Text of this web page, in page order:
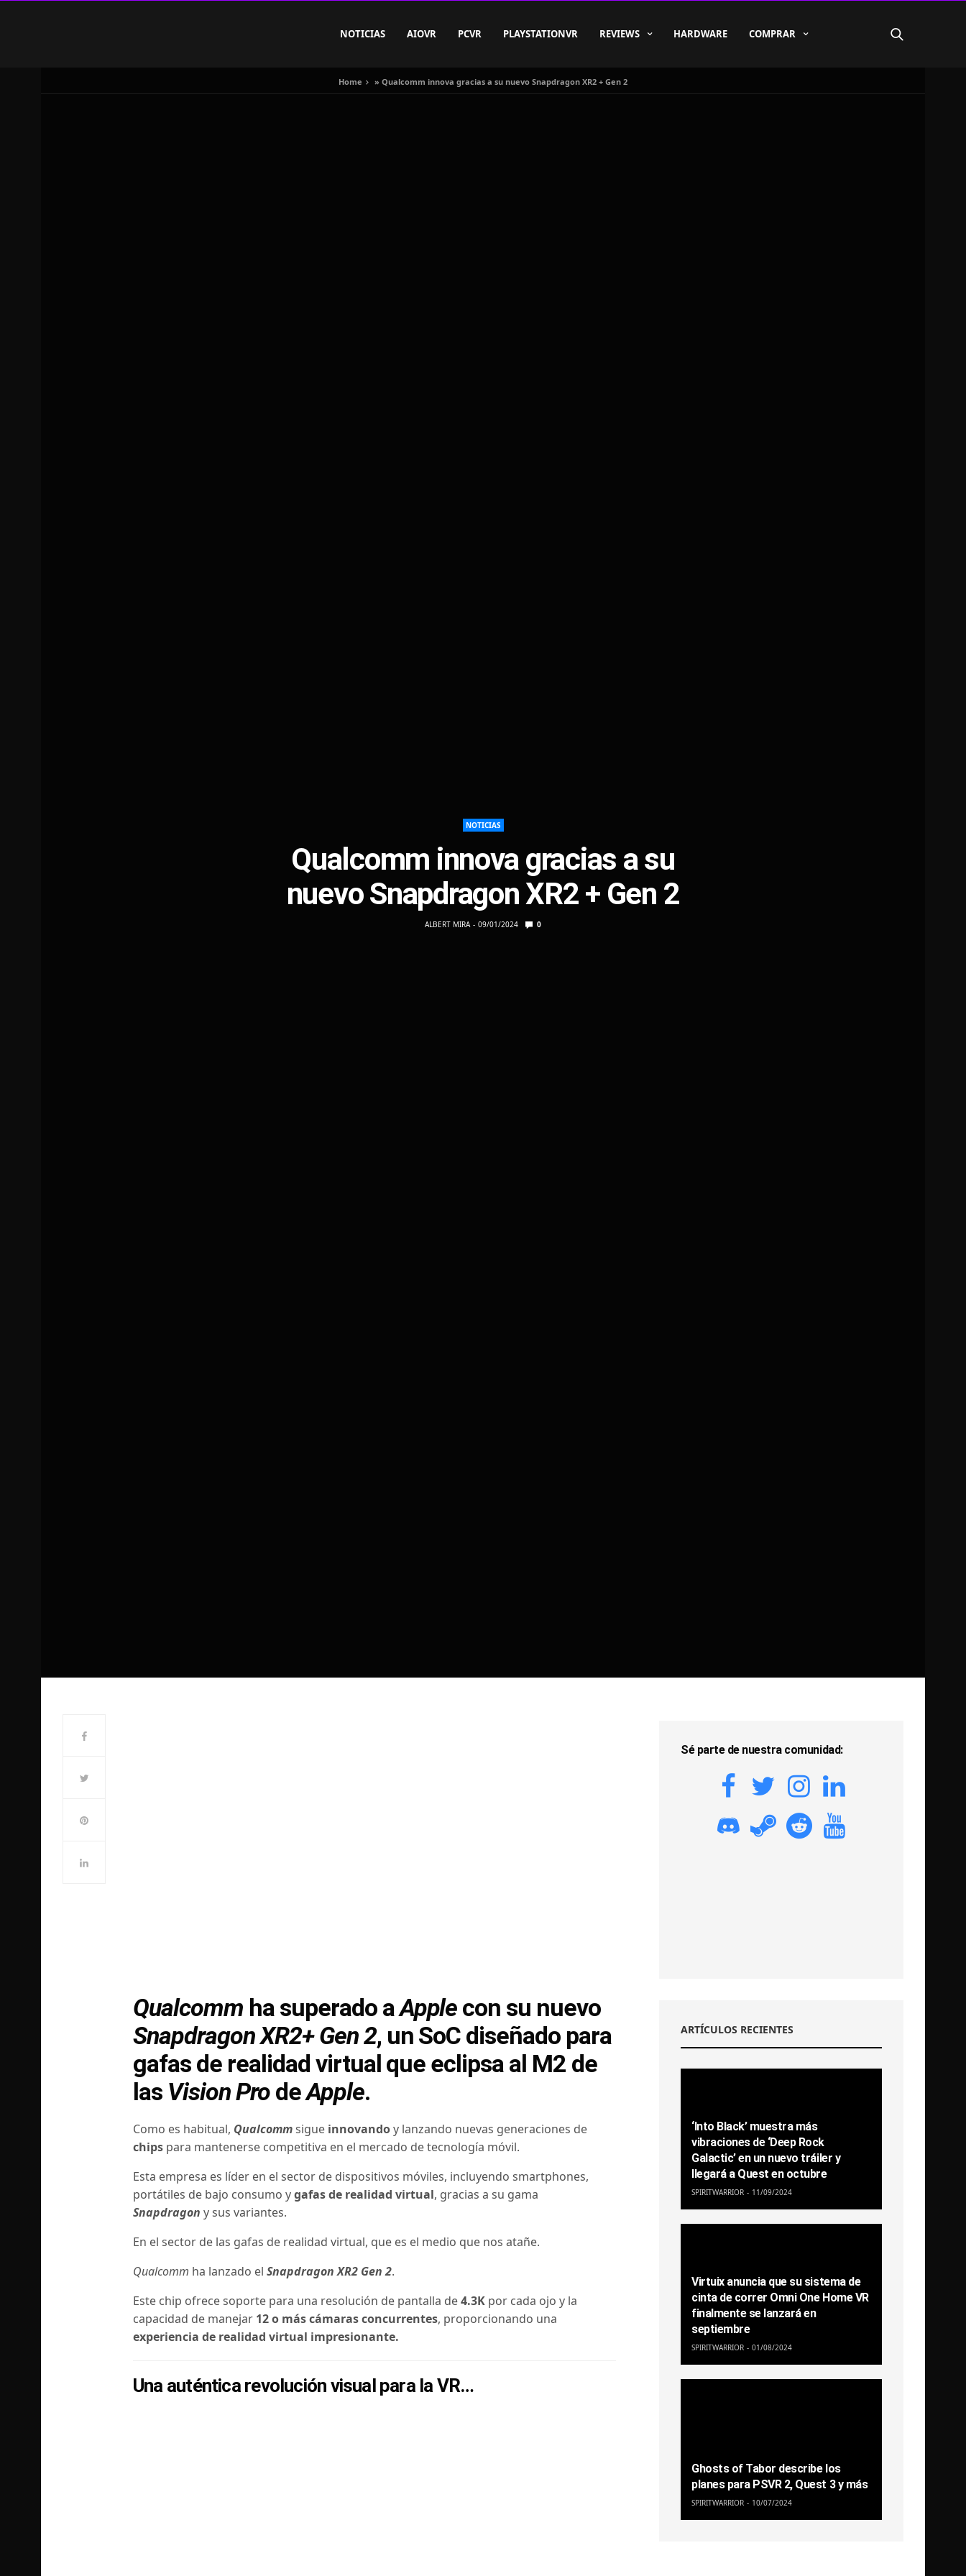
NOTICIAS AIOVR PCVR PLAYSTATIONVR REVIEWS HARDWARE COMPRAR
Home » Qualcomm innova gracias a su nuevo Snapdragon XR2 + Gen 2
NOTICIAS
Qualcomm innova gracias a su
nuevo Snapdragon XR2 + Gen 2
ALBERT MIRA 09/01/2024 0
Qualcomm ha superado aApple con su nuevo
Snapdragon XR2+ Gen 2, un SoC diseñado para
gafas de realidad virtual que eclipsa al M2 de
las Vision ProdeApple.
Como es habitual, Qualcommsigue innovandoy lanzando nuevas generaciones de
chips para mantenerse competitiva en el mercado detecnología móvil.
Esta empresa es líder en el sector de dispositivos móviles, incluyendo smartphones,
portátiles de bajo consumo ygafas de realidad virtual, gracias a su gama
Snapdragon y sus variantes.
En el sector de las gafas de realidad virtual, que es el medio que nos atañe.
Qualcomm ha lanzado elSnapdragon XR2 Gen 2.
Este chip ofrece soporte para una resolución de pantalla de4.3K por cada ojo y la
capacidad de manejar 12 o más cámaras concurrentes, proporcionando una
experiencia de realidad virtual impresionante.
Una auténtica revolución visual para la VR…
Sé parte de nuestra comunidad:
ARTÍCULOS RECIENTES
‘Into Black’ muestra más
vibraciones de ‘Deep Rock
Galactic’ en un nuevo tráiler y
llegará a Quest en octubre
SPIRITWARRIOR 11/09/2024
Virtuix anuncia que su sistema de
cinta de correr Omni One Home VR
finalmente se lanzará en
septiembre
SPIRITWARRIOR 01/08/2024
Ghosts of Tabor describe los
planes para PSVR 2, Quest 3 y más
SPIRITWARRIOR 10/07/2024